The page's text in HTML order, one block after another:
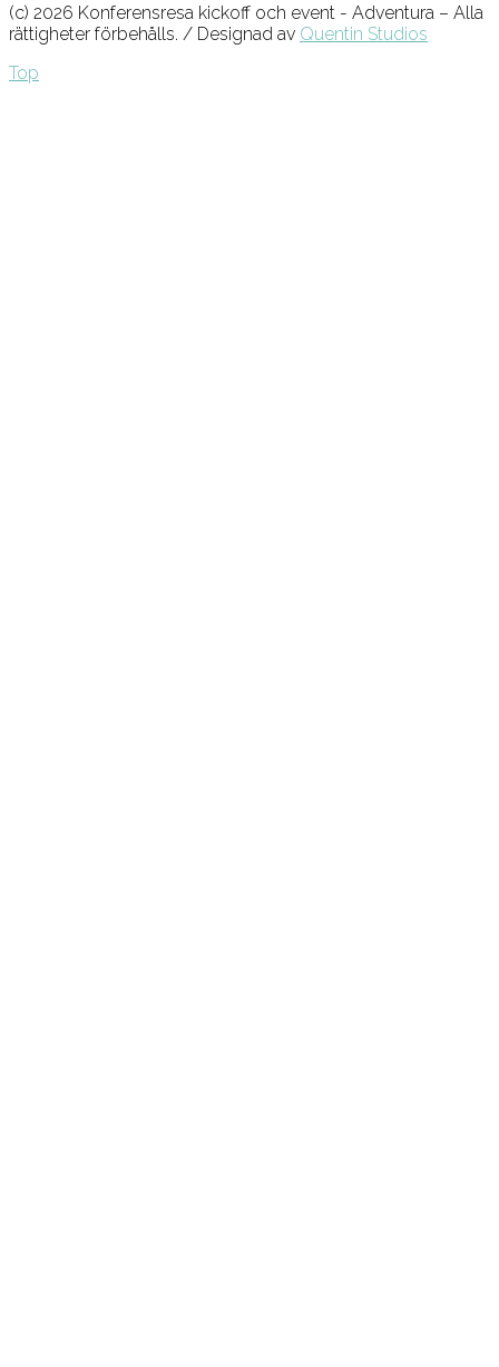
(c) 2026 Konferensresa kickoff och event - Adventura – Alla
rättigheter förbehålls. / Designad av Quentin Studios
Top